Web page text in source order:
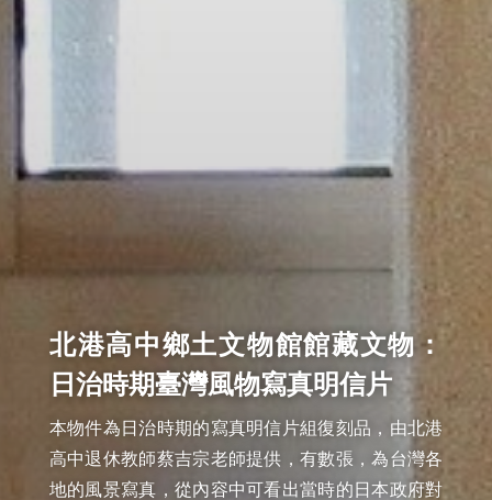
北港高中鄉土文物館館藏文物：
日治時期臺灣風物寫真明信片
本物件為日治時期的寫真明信片組復刻品，由北港
高中退休教師蔡吉宗老師提供，有數張，為台灣各
地的風景寫真，從內容中可看出當時的日本政府對